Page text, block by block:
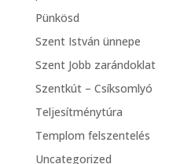
Pünkösd
Szent István ünnepe
Szent Jobb zarándoklat
Szentkút – Csíksomlyó
Teljesítménytúra
Templom felszentelés
Uncategorized